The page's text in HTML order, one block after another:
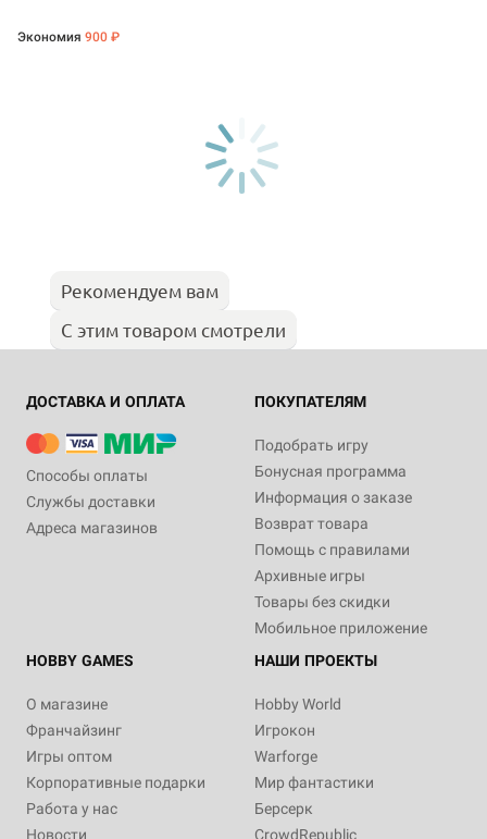
Экономия 900 ₽
Рекомендуем вам
С этим товаром смотрели
ДОСТАВКА И ОПЛАТА
Способы оплаты
Службы доставки
Адреса магазинов
ПОКУПАТЕЛЯМ
Подобрать игру
Бонусная программа
Информация о заказе
Возврат товара
Помощь с правилами
Архивные игры
Товары без скидки
Мобильное приложение
HOBBY GAMES
О магазине
Франчайзинг
Игры оптом
Корпоративные подарки
Работа у нас
Новости
НАШИ ПРОЕКТЫ
Hobby World
Игрокон
Warforge
Мир фантастики
Берсерк
CrowdRepublic